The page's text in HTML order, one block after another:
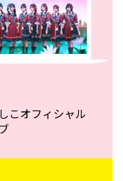
こオフィシャル